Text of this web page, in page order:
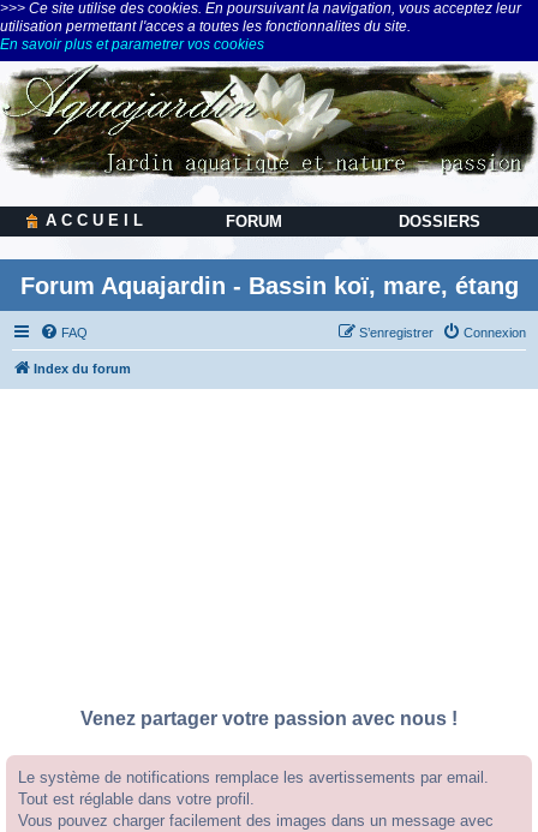
>>> Ce site utilise des cookies. En poursuivant la navigation, vous acceptez leur
utilisation permettant l'acces a toutes les fonctionnalites du site.
En savoir plus et parametrer vos cookies
A C C U E I L FORUM DOSSIERS
Forum Aquajardin - Bassin koï, mare, étang
FAQ Connexion
S’enregistrer
Index du forum
Venez partager votre passion avec nous !
Le système de notifications remplace les avertissements par email.
Tout est réglable dans votre profil.
Vous pouvez charger facilement des images dans un message avec